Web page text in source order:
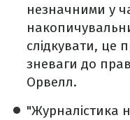
незначними у
слідкувати, це
зневаги до
Орвелл.
"Журналістика